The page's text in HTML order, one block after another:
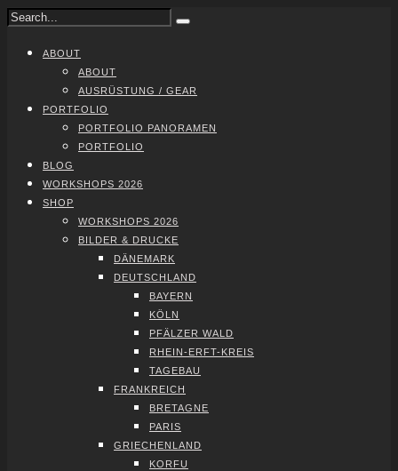
ABOUT
ABOUT
AUS­RÜS­TUNG / GEAR
PORT­FO­LIO
PORT­FO­LIO PAN­ORA­MEN
PORT­FO­LIO
BLOG
WORK­SHOPS 2026
SHOP
WORK­SHOPS 2026
BIL­DER & DRU­CKE
DÄNE­MARK
DEUTSCH­LAND
BAY­ERN
KÖLN
PFÄL­ZER WALD
RHEIN-ERFT-KREIS
TAGE­BAU
FRANK­REICH
BRE­TA­GNE
PARIS
GRIE­CHEN­LAND
KOR­FU